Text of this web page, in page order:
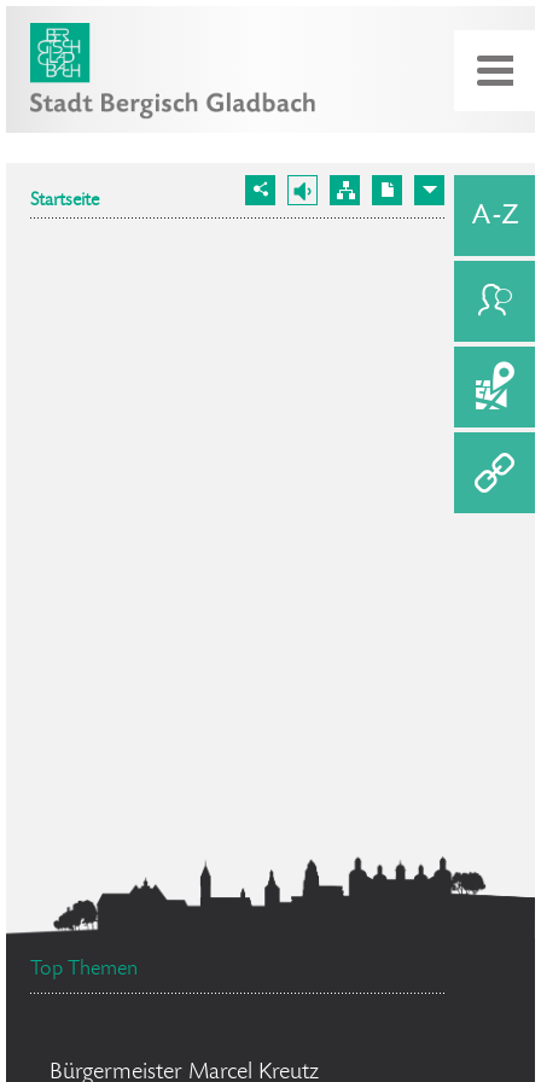
Startseite
Top Themen
Bürgermeister Marcel Kreutz